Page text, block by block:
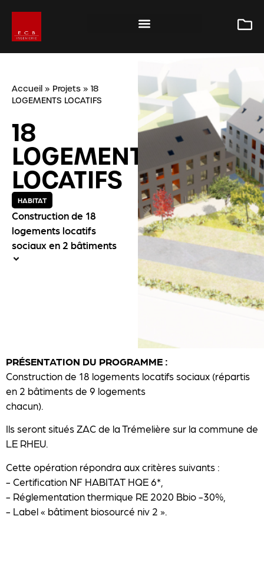
Accueil » Projets » 18
LOGEMENTS LOCATIFS
18
LOGEMENTS
LOCATIFS
HABITAT
Construction de 18
logements locatifs
sociaux en 2 bâtiments
PRÉSENTATION DU PROGRAMME :
Construction de 18 logements locatifs sociaux (répartis
en 2 bâtiments de 9 logements
chacun).
Ils seront situés ZAC de la Trémelière sur la commune de
LE RHEU.
Cette opération répondra aux critères suivants :
- Certification NF HABITAT HQE 6*,
- Réglementation thermique RE 2020 Bbio -30%,
- Label « bâtiment biosourcé niv 2 ».